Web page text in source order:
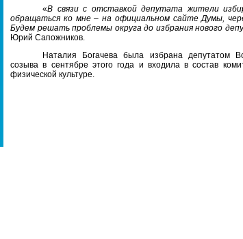
«В связи с отставкой депутата жители
обращаться ко мне – на официальном сайте Думы,
Будем решать проблемы округа до избрания нового
Юрий Сапожников.
Наталия Богачева была избрана депутатом
созыва в сентябре этого года и входила в состав
физической культуре.